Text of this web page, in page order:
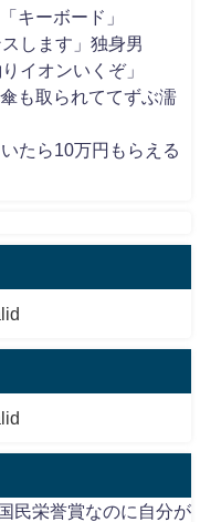
キーボード」
します」独身男
イオンいくぞ」
も取られててずぶ濡
たら10万円もらえる
民栄誉賞なのに自分が